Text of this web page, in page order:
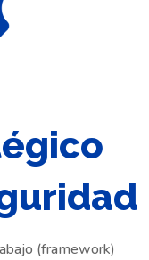
(framework)